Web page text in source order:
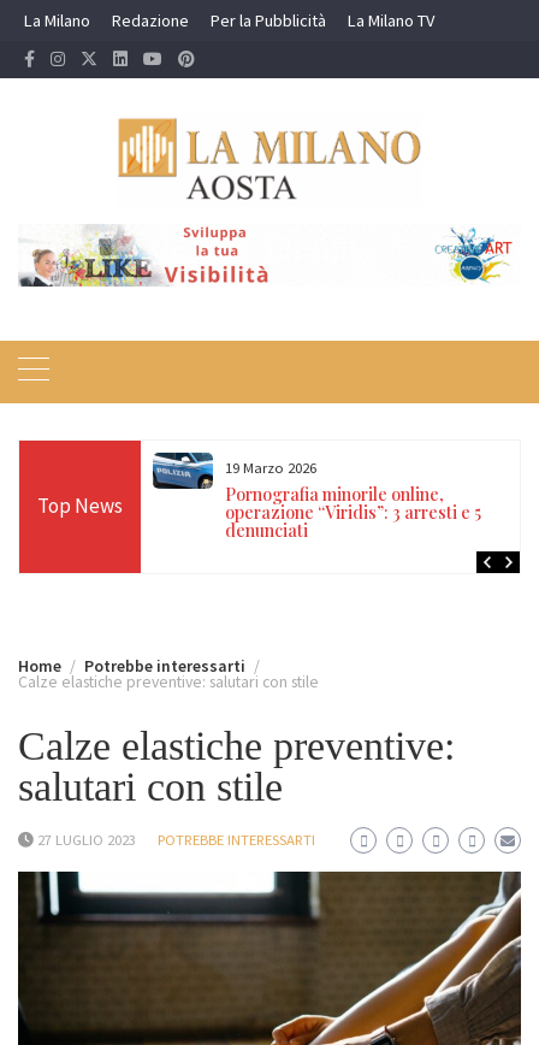
Skip
content
La Milano Redazione Per la Pubblicità La Milano TV
Top News
ore sulle Alpi:
Cervino e
19 Marzo 2026
Pornografia minorile online,
operazione “Viridis”: 3 arresti e 5
denunciati
Home Potrebbe interessarti
Calze elastiche preventive: salutari con stile
Calze elastiche preventive:
salutari con stile
27 LUGLIO 2023 POTREBBE INTERESSARTI